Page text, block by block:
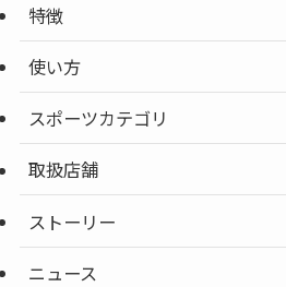
特徴
使い方
スポーツカテゴリ
取扱店舗
ストーリー
ニュース